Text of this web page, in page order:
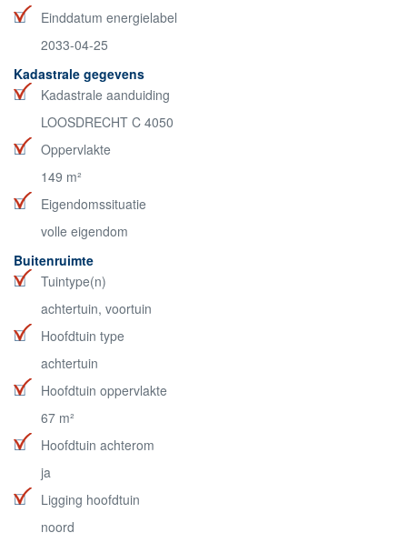
Einddatum energielabel
2033-04-25
Kadastrale gegevens
Kadastrale aanduiding
LOOSDRECHT C 4050
Oppervlakte
149 m²
Eigendomssituatie
volle eigendom
Buitenruimte
Tuintype(n)
achtertuin, voortuin
Hoofdtuin type
achtertuin
Hoofdtuin oppervlakte
67 m²
Hoofdtuin achterom
ja
Ligging hoofdtuin
noord